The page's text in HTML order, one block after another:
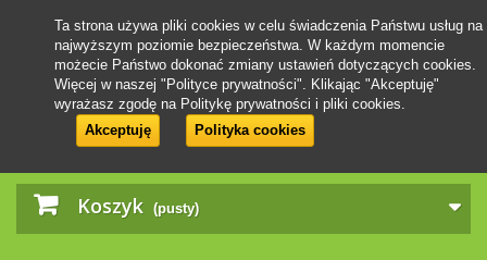
Koszyk (pusty)
Ta strona używa pliki cookies w celu świadczenia Państwu usług na
najwyższym poziomie bezpieczeństwa. W każdym momencie
możecie Państwo dokonać zmiany ustawień dotyczących cookies.
Więcej w naszej "Polityce prywatności". Klikając "Akceptuję"
wyrażasz zgodę na Politykę prywatności i pliki cookies.
Akceptuję
Polityka cookies